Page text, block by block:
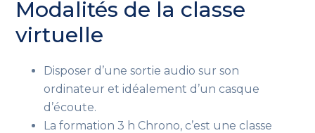
Modalités de la classe
virtuelle
Disposer d’une sortie audio sur son
ordinateur et idéalement d’un casque
d’écoute.
La formation 3 h Chrono, c’est une classe